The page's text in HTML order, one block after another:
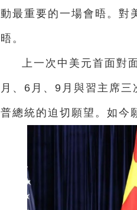
動最重要的一場會晤。對
晤。
上一次中美元首面對
月、6月、9月與習主席
普總統的迫切願望。如今